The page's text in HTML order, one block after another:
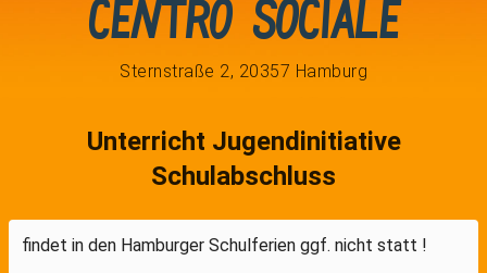
Centro Sociale
Sternstraße 2, 20357 Hamburg
Unterricht Jugendinitiative
Schulabschluss
findet in den Hamburger Schulferien ggf. nicht statt !